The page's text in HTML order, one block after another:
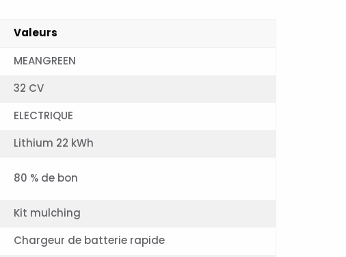
Valeurs
MEANGREEN
32 CV
ELECTRIQUE
Lithium 22 kWh
80 % de bon
Kit mulching
Chargeur de batterie rapide